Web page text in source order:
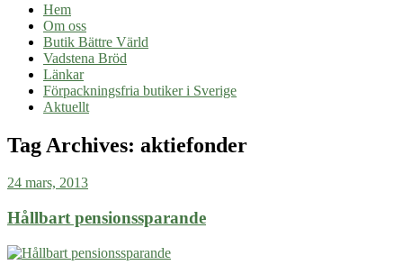
Hem
Om oss
Butik Bättre Värld
Vadstena Bröd
Länkar
Förpackningsfria butiker i Sverige
Aktuellt
Tag Archives: aktiefonder
24 mars, 2013
Hållbart pensionssparande